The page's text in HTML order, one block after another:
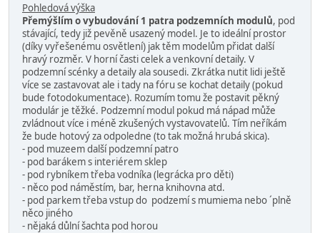
Pohledová výška
Přemýšlím o vybudování 1 patra podzemních modulů, pod
stávající, tedy již pevěně usazený model. Je to ideální prostor
(díky vyřešenému osvětlení) jak těm modelům přidat další
hravý rozměr. V horní časti celek a venkovní detaily. V
podzemní scénky a detaily ala sousedi. Zkrátka nutit lidi ještě
více se zastavovat ale i tady na fóru se kochat detaily (pokud
bude fotodokumentace). Rozumím tomu že postavit pěkný
modulár je těžké. Podzemní modul pokud má nápad může
zvládnout více i méně zkušených vystavovatelů. Tím neříkám
že bude hotový za odpoledne (to tak možná hrubá skica).
- pod muzeem další podzemní patro
- pod barákem s interiérem sklep
- pod rybníkem třeba vodníka (legrácka pro děti)
- něco pod náměstím, bar, herna knihovna atd.
- pod parkem třeba vstup do podzemí s mumiema nebo ´plně
něco jiného
- nějaká důlní šachta pod horou